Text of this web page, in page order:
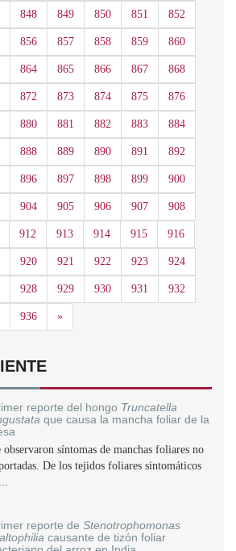
848 849 850 851 852
856 857 858 859 860
864 865 866 867 868
872 873 874 875 876
880 881 882 883 884
888 889 890 891 892
896 897 898 899 900
904 905 906 907 908
912 913 914 915 916
920 921 922 923 924
928 929 930 931 932
936 »Siguiente
reporte del hongo Truncatella
que causa la mancha foliar de la
observaron síntomas de manchas foliares no
De los tejidos foliares sintomáticos
reporte de Stenotrophomonas
causante de tizón foliar